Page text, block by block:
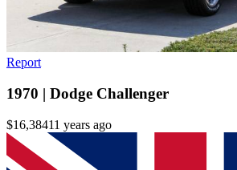
Report
1970 | Dodge Challenger
$16,38411 years ago